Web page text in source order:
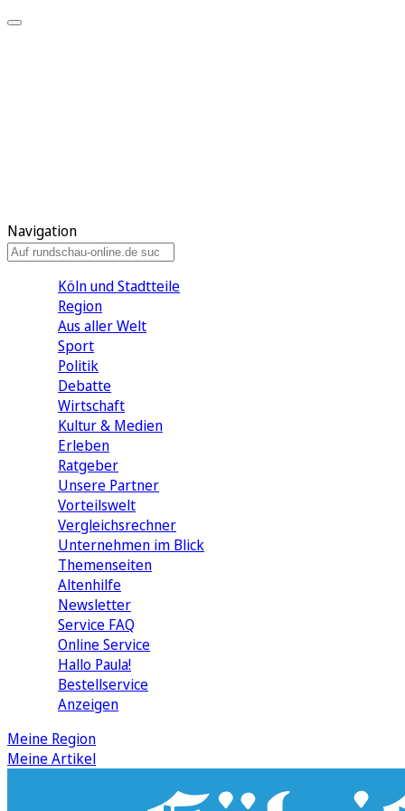
Navigation
Köln und Stadtteile
Region
Aus aller Welt
Sport
Politik
Debatte
Wirtschaft
Kultur & Medien
Erleben
Ratgeber
Unsere Partner
Vorteilswelt
Vergleichsrechner
Unternehmen im Blick
Themenseiten
Altenhilfe
Newsletter
Service FAQ
Online Service
Hallo Paula!
Bestellservice
Anzeigen
Meine Region
Meine Artikel